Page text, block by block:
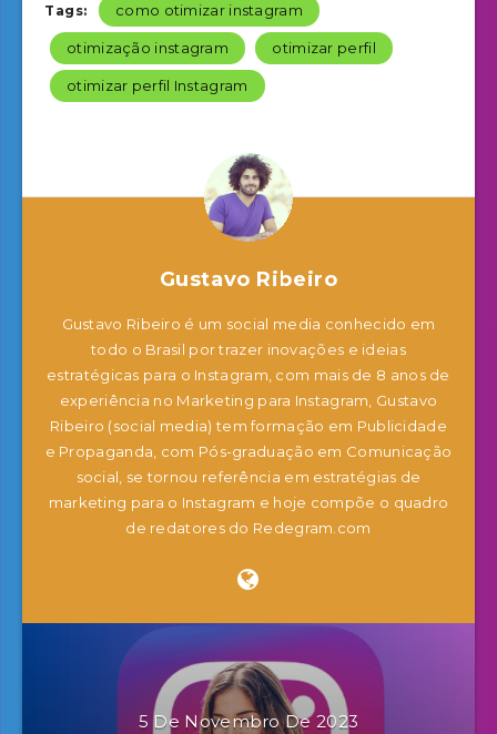
Tags: como otimizar instagram
otimização instagram otimizar perfil
otimizar perfil Instagram
Gustavo Ribeiro
Gustavo Ribeiro é um social media conhecido em
todo o Brasil por trazer inovações e ideias
estratégicas para o Instagram, com mais de 8 anos de
experiência no Marketing para Instagram, Gustavo
Ribeiro (social media) tem formação em Publicidade
e Propaganda, com Pós-graduação em Comunicação
social, se tornou referência em estratégias de
marketing para o Instagram e hoje compõe o quadro
de redatores do Redegram.com
5 De Novembro De 2023